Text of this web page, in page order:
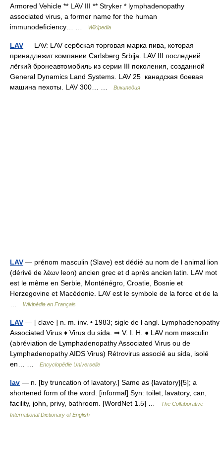
Armored Vehicle ** LAV III ** Stryker * lymphadenopathy
associated virus, a former name for the human
immunodeficiency… …
Wikipedia
LAV — LAV: LAV сербская торговая марка пива, которая
принадлежит компании Carlsberg Srbija. LAV III последний
лёгкий бронеавтомобиль из серии III поколения, созданной
General Dynamics Land Systems. LAV 25 канадская боевая
машина пехоты. LAV 300… …
Википедия
LAV — prénom masculin (Slave) est dédié au nom de l animal lion
(dérivé de λέων leon) ancien grec et d après ancien latin. LAV mot
est le même en Serbie, Monténégro, Croatie, Bosnie et
Herzegovine et Macédonie. LAV est le symbole de la force et de la
Wikipédia en Français
LAV — [ ɛlave ] n. m. inv. • 1983; sigle de l angl. Lymphadenopathy
Associated Virus ♦ Virus du sida. ⇒ V. I. H. ● LAV nom masculin
(abréviation de Lymphadenopathy Associated Virus ou de
Lymphadenopathy AIDS Virus) Rétrovirus associé au sida, isolé
en… …
Encyclopédie Universelle
lav — n. [by truncation of lavatory.] Same as {lavatory}[5]; a
shortened form of the word. [informal] Syn: toilet, lavatory, can,
facility, john, privy, bathroom. [WordNet 1.5] …
The Collaborative
International Dictionary of English